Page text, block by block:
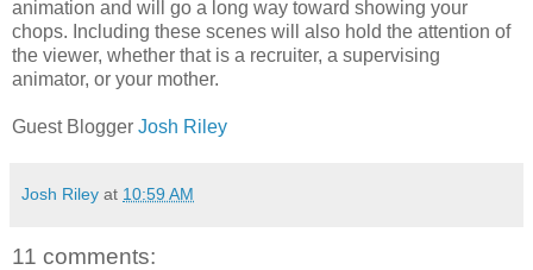
animation and will go a long way toward showing your
chops. Including these scenes will also hold the attention of
the viewer, whether that is a recruiter, a supervising
animator, or your mother.
Guest Blogger Josh Riley
Josh Riley at 10:59 AM
11 comments: